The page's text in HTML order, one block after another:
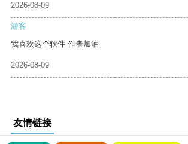
2026-08-09
游客
我喜欢这个软件 作者加油
2026-08-09
友情链接